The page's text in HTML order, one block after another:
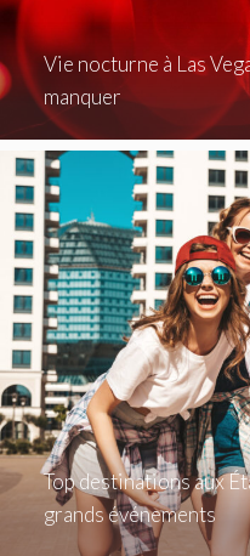
Vie nocturne à Las
manquer
Top destinations aux
grands événements